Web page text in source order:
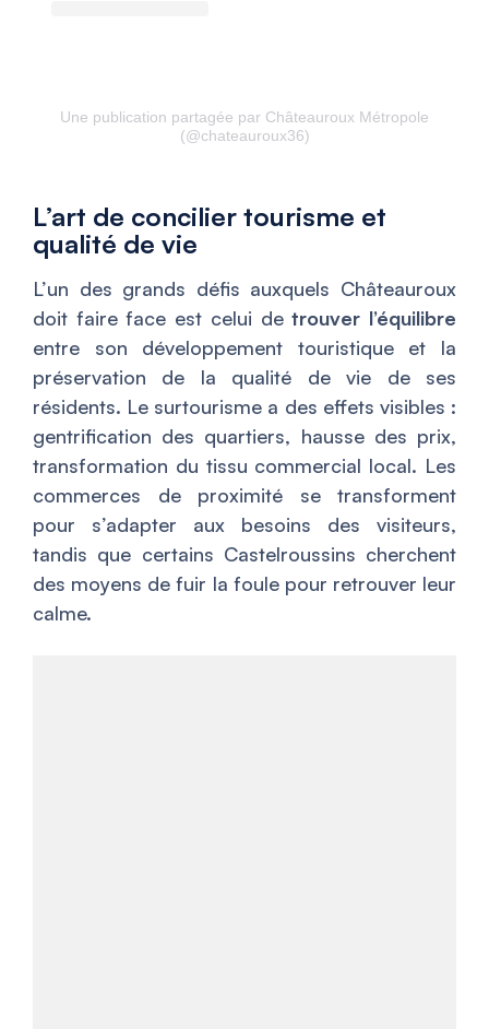
Une publication partagée par Châteauroux Métropole
(@chateauroux36)
L’art de concilier tourisme et
qualité de vie
L’un des grands défis auxquels Châteauroux
doit faire face est celui detrouver l’équilibre
entre son développement touristique et la
préservation de la qualité de vie de ses
résidents. Le surtourisme a des effets visibles :
gentrification des quartiers, hausse des prix,
transformation du tissu commercial local. Les
commerces de proximité se transforment
pour s’adapter aux besoins des visiteurs,
tandis que certains Castelroussins cherchent
des moyens de fuir la foule pour retrouver leur
calme.